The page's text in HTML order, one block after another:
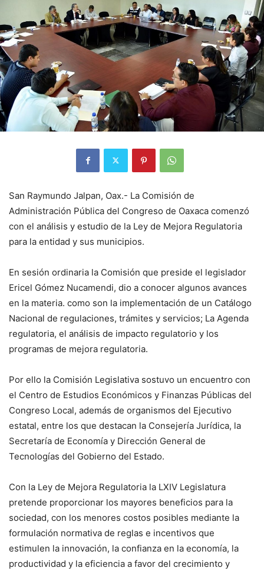
San Raymundo Jalpan, Oax.- La Comisión de
Administración Pública del Congreso de Oaxaca comenzó
con el análisis y estudio de la Ley de Mejora Regulatoria
para la entidad y sus municipios.
En sesión ordinaria la Comisión que preside el legislador
Ericel Gómez Nucamendi, dio a conocer algunos avances
en la materia. como son la implementación de un Catálogo
Nacional de regulaciones, trámites y servicios; La Agenda
regulatoria, el análisis de impacto regulatorio y los
programas de mejora regulatoria.
Por ello la Comisión Legislativa sostuvo un encuentro con
el Centro de Estudios Económicos y Finanzas Públicas del
Congreso Local, además de organismos del Ejecutivo
estatal, entre los que destacan la Consejería Jurídica, la
Secretaría de Economía y Dirección General de
Tecnologías del Gobierno del Estado.
Con la Ley de Mejora Regulatoria la LXIV Legislatura
pretende proporcionar los mayores beneficios para la
sociedad, con los menores costos posibles mediante la
formulación normativa de reglas e incentivos que
estimulen la innovación, la confianza en la economía, la
productividad y la eficiencia a favor del crecimiento y